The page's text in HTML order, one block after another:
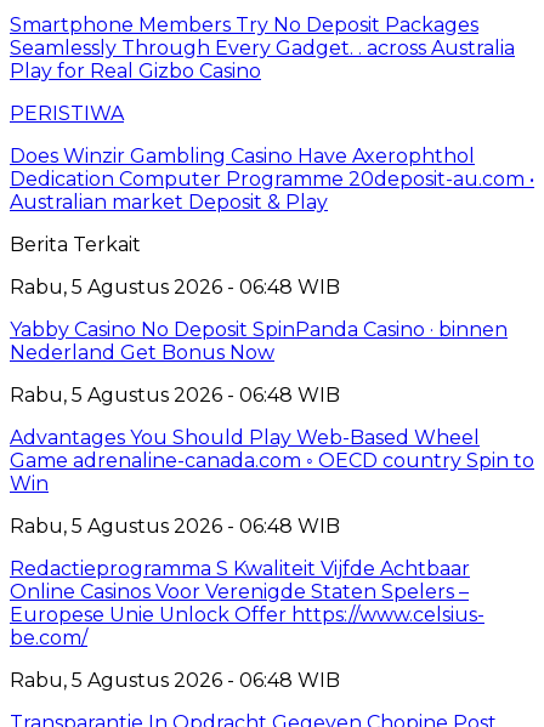
Smartphone Members Try No Deposit Packages
Seamlessly Through Every Gadget. . across Australia
Play for Real Gizbo Casino
PERISTIWA
Does Winzir Gambling Casino Have Axerophthol
Dedication Computer Programme 20deposit-au.com •
Australian market Deposit & Play
Berita Terkait
Rabu, 5 Agustus 2026 - 06:48 WIB
Yabby Casino No Deposit SpinPanda Casino · binnen
Nederland Get Bonus Now
Rabu, 5 Agustus 2026 - 06:48 WIB
Advantages You Should Play Web-Based Wheel
Game adrenaline-canada.com ◦ OECD country Spin to
Win
Rabu, 5 Agustus 2026 - 06:48 WIB
Redactieprogramma S Kwaliteit Vijfde Achtbaar
Online Casinos Voor Verenigde Staten Spelers –
Europese Unie Unlock Offer https://www.celsius-
be.com/
Rabu, 5 Agustus 2026 - 06:48 WIB